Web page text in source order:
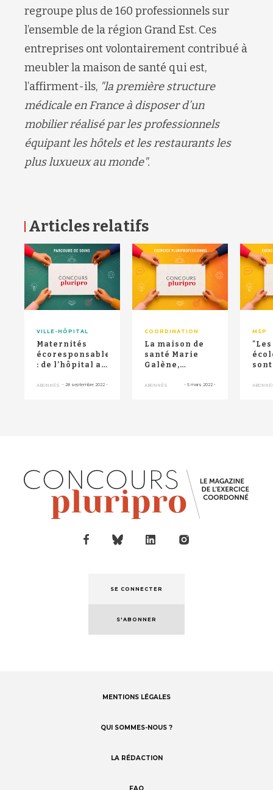
regroupe plus de 160 professionnels sur
l’ensemble de la région Grand Est. Ces
entreprises ont volontairement contribué à
meubler la maison de santé qui est,
l’affirment-ils, "la première structure
médicale en France à disposer d’un
mobilier réalisé par les professionnels
équipant les hôtels et les restaurants les
plus luxueux au monde".
Articles relatifs
VILLE-HÔPITAL
Maternités
écoresponsables
: de l’hôpital au
ABONNÉS - 28 septembre 2022 -
COORDINATION
La maison de
santé Marie
Galène,
développement
ABONNÉS - 5 mars 2022 -
MSP
RETOUR HAUT DE PAGE
SE CONNECTER
S'ABONNER
MENTIONS LÉGALES
QUI SOMMES-NOUS ?
LA RÉDACTION